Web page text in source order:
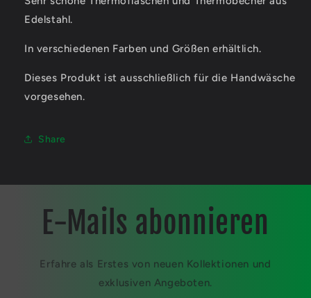
Edelstahl.
In verschiedenen Farben und Größen erhältlich.
Dieses Produkt ist ausschließlich für die Handwäsche
vorgesehen.
Share
E-Mails abonnieren
Erfahre als Erstes von neuen Kollektionen und
exklusiven Angeboten.